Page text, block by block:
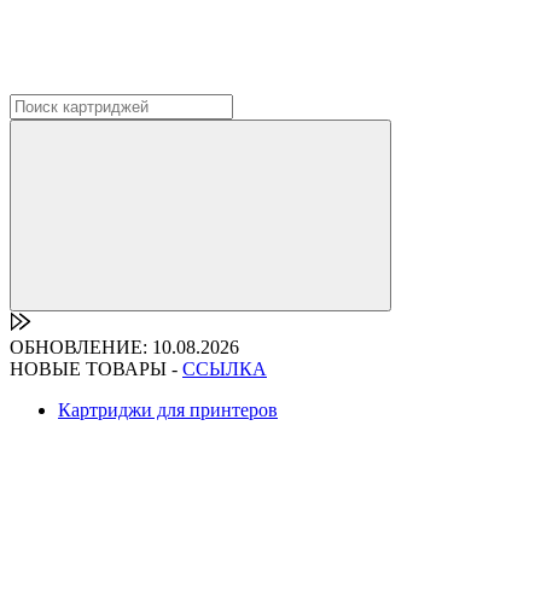
ОБНОВЛЕНИЕ: 10.08.2026
НОВЫЕ ТОВАРЫ - ССЫЛКА
Картриджи для принтеров